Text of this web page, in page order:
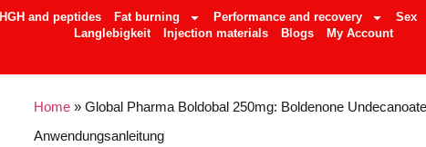
HGH and peptides Fat burning Performance and recovery Sex
Langlebigkeit
Injection materials Blogs My Account
Home» Global Pharma Boldobal 250mg: Boldenone
Anwendungsanleitung